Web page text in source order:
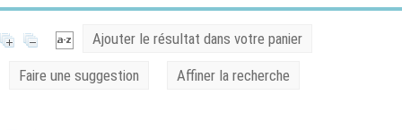
Ajouter le résultat dans votre panier
Faire une suggestion Affiner la recherche